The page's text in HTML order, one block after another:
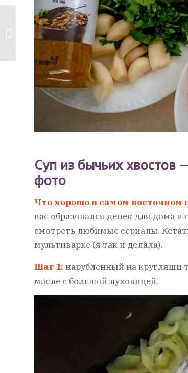
Суп из бычьих хвостов
фото
Что хорошо в самом восточном
вас образовался денек для дома
смотреть любимые сериалы.
мультиварке (я так и делала).
Шаг 1: нарубленный на кругляши
масле с большой луковицей.
Рулетики из
говядины с
черносливом —